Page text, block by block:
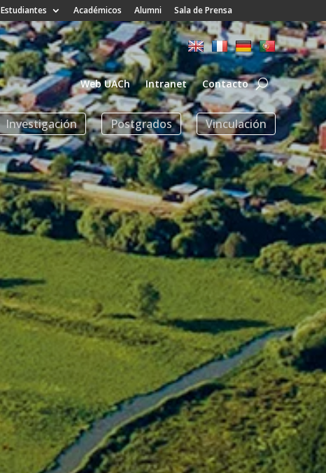
Estudiantes Académicos Alumni Sala de Prensa
Web UACh Intranet Contacto
Investigación Postgrados Vinculación